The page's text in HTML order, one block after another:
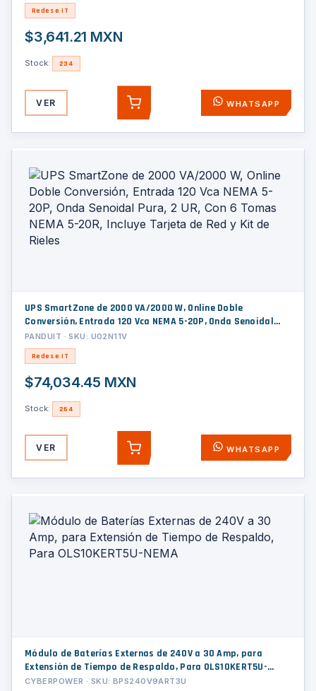
Redes e IT
$3,641.21 MXN
Stock: 234
VER AGREGAR WHATSAPP
UPS SmartZone de 2000 VA/2000 W, Online Doble
Conversión, Entrada 120 Vca NEMA 5-20P, Onda Senoidal
Pura, 2 UR, Con 6 Tomas NEMA 5-20R, Incluye Tarjeta de
Red y Kit de Rieles
PANDUIT · SKU: U02N11V
Redes e IT
$74,034.45 MXN
Stock: 264
VER AGREGAR WHATSAPP
Módulo de Baterías Externas de 240V a 30 Amp, para
Extensión de Tiempo de Respaldo, Para OLS10KERT5U-
NEMA
CYBERPOWER · SKU: BPS240V9ART3U